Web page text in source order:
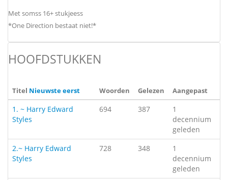
Met somss 16+ stukjeess
*One Direction bestaat niet!*
HOOFDSTUKKEN
Titel Nieuwste eerst Woorden Gelezen Aangepast
1. ~ Harry Edward
Styles
694 387
1
decennium
geleden
2.~ Harry Edward
Styles
728 348
1
decennium
geleden